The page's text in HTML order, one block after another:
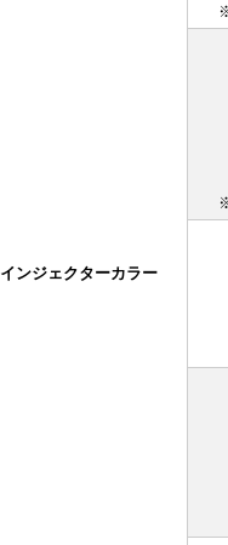
インジェクターカラー